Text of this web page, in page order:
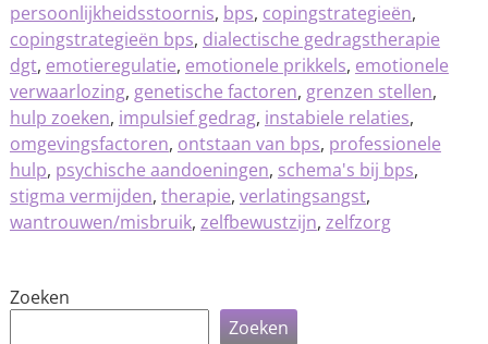
persoonlijkheidsstoornis, bps, copingstrategieën,
copingstrategieën bps, dialectische gedragstherapie
dgt, emotieregulatie, emotionele prikkels, emotionele
verwaarlozing, genetische factoren, grenzen stellen,
hulp zoeken, impulsief gedrag, instabiele relaties,
omgevingsfactoren, ontstaan van bps, professionele
hulp, psychische aandoeningen, schema's bij bps,
stigma vermijden, therapie, verlatingsangst,
wantrouwen/misbruik, zelfbewustzijn, zelfzorg
Zoeken
Zoeken